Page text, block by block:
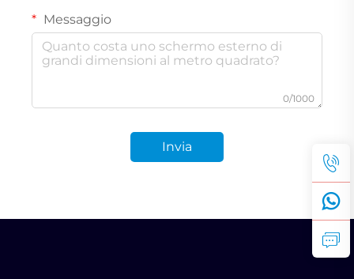
Messaggio
0/1000
Invia